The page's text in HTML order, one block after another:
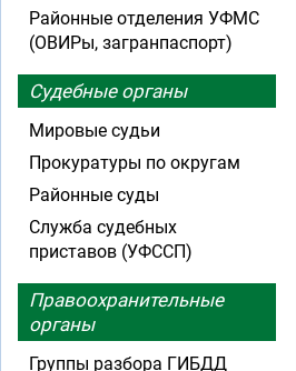
Районные отделения УФМС
(ОВИРы, загранпаспорт)
Судебные органы
Мировые судьи
Прокуратуры по округам
Районные суды
Служба судебных
приставов (УФССП)
Правоохранительные
органы
Группы разбора ГИБДД